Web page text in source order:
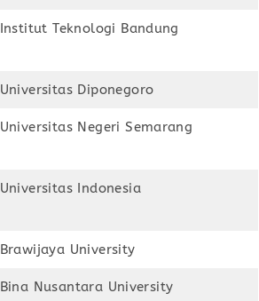
Institut Teknologi Bandung
Universitas Diponegoro
Universitas Negeri Semarang
Universitas Indonesia
Brawijaya University
Bina Nusantara University